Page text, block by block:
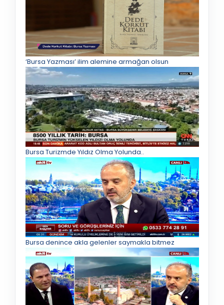
‘Bursa Yazması’ ilim alemine armağan olsun
Bursa Turizmde Yıldız Olma Yolunda..
Bursa denince akla gelenler saymakla bitmez